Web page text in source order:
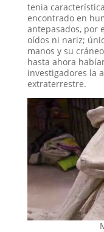
tenia
encontrado en
antepasados, por
oídos ni nariz;
manos y su
hasta ahora
investigadores la
extraterrestre.